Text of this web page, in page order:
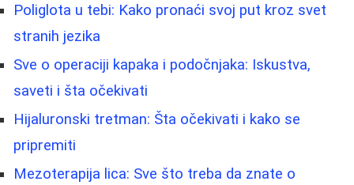
Poliglota u tebi: Kako pronaći svoj put kroz svet
stranih jezika
Sve o operaciji kapaka i podočnjaka: Iskustva,
saveti i šta očekivati
Hijaluronski tretman: Šta očekivati i kako se
pripremiti
Mezoterapija lica: Sve što treba da znate o